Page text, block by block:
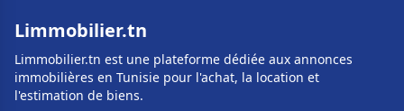
Limmobilier.tn
Limmobilier.tn est une plateforme dédiée aux annonces
immobilières en Tunisie pour l'achat, la location et
l'estimation de biens.